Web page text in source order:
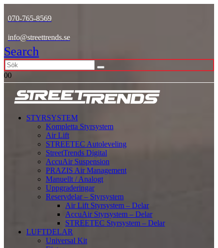
070-765-8569
info@streettrends.se
Search
00
STYRSYSTEM
Kompletta Styrsystem
Air Lift
STREETEC Autoleveling
StreetTrends Digital
AccuAir Suspension
PRAZIS Air Management
Manuellt / Analogt
Uppgraderingar
Reservdelar – Styrsystem
Air Lift Styrsystem – Delar
AccuAir Styrsystem – Delar
STREETEC Styrsystem – Delar
LUFTDELAR
Universal Kit